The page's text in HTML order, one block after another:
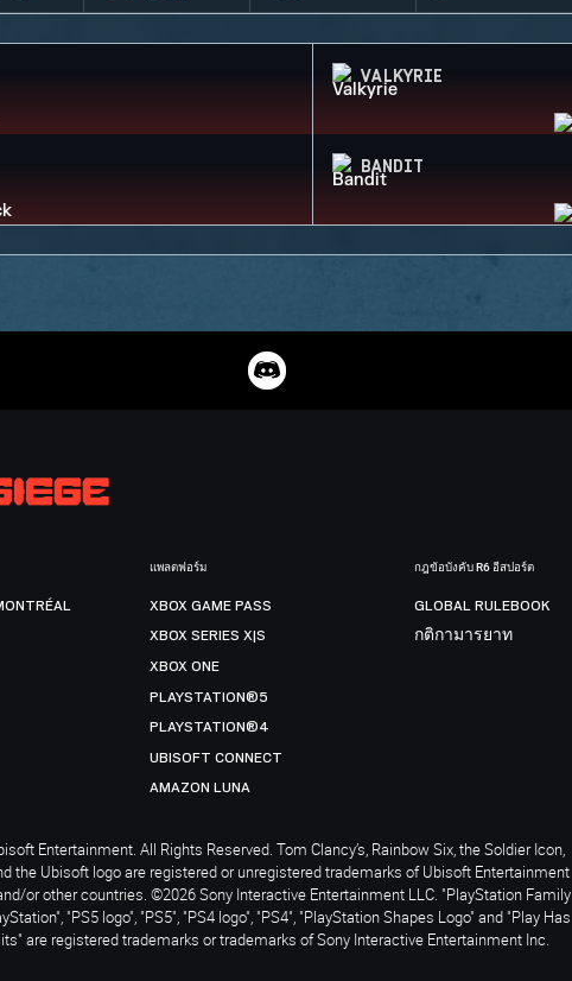
VALKYRIE
BANDIT
แพลตฟอร์ม
XBOX GAME PASS
XBOX SERIES X|S
XBOX ONE
PLAYSTATION®5
PLAYSTATION®4
UBISOFT CONNECT
AMAZON LUNA
กฎข้อบังคับ R6 อีสปอร์ต
GLOBAL RULEBOOK
กติกามารยาท
Entertainment. All Rights Reserved. Tom Clancy’s, Rainbow Six, the Soldier Icon,
the Ubisoft logo are registered or unregistered trademarks of Ubisoft Entertainment
or other countries. ©2026 Sony Interactive Entertainment LLC. "PlayStation Family
"PS5 logo", "PS5", "PS4 logo", "PS4", "PlayStation Shapes Logo" and "Play Has
are registered trademarks or trademarks of Sony Interactive Entertainment Inc.